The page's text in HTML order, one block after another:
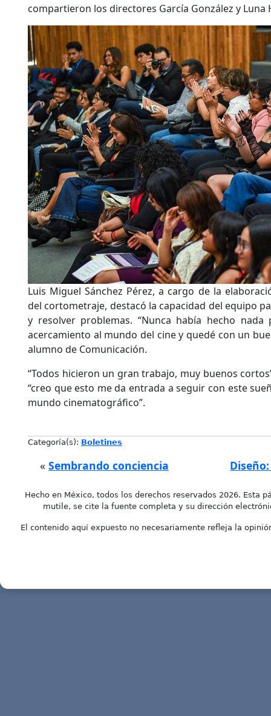
compartieron los directores García González y Luna
Luis Miguel Sánchez Pérez, a cargo de la
del cortometraje, destacó la capacidad del equipo
y resolver problemas. “Nunca había hecho
acercamiento al mundo del cine y quedé con un
alumno de Comunicación.
“Todos hicieron un gran trabajo, muy buenos
“creo que esto me da entrada a seguir con este
mundo cinematográfico”.
Categoría(s): Boletines
« Sembrando conciencia
Hecho en México, todos los derechos reservados 2026. Esta
mutile, se cite la fuente completa y su dirección
El contenido aquí expuesto no necesariamente refleja la